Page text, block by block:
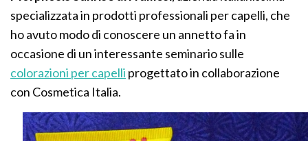
specializzata in prodotti professionali per capelli, che
ho avuto modo di conoscere un annetto fa in
occasione di un interessante seminario sulle
colorazioni per capelli progettato in collaborazione
con Cosmetica Italia.